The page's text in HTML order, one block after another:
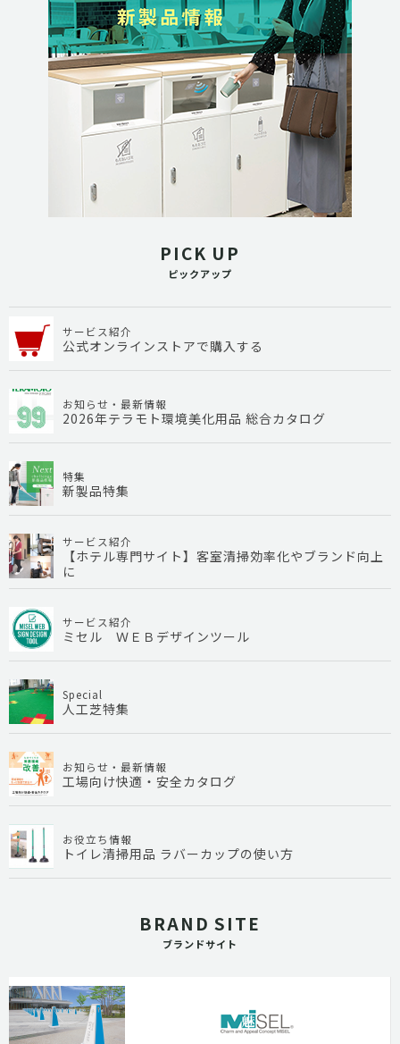
PICK UP
ピックアップ
サービス紹介
公式オンラインストアで購入する
お知らせ・最新情報
2026年テラモト環境美化用品 総合カタログ
特集
新製品特集
サービス紹介
【ホテル専門サイト】客室清掃効率化やブランド向上
に
サービス紹介
ミセル ＷＥＢデザインツール
Special
人工芝特集
お知らせ・最新情報
工場向け快適・安全カタログ
お役立ち情報
トイレ清掃用品 ラバーカップの使い方
BRAND SITE
ブランドサイト